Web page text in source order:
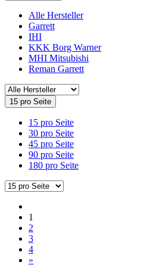
Alle Hersteller
Garrett
IHI
KKK Borg Warner
MHI Mitsubishi
Reman Garrett
15 pro Seite
15 pro Seite
30 pro Seite
45 pro Seite
90 pro Seite
180 pro Seite
1
2
3
4
»